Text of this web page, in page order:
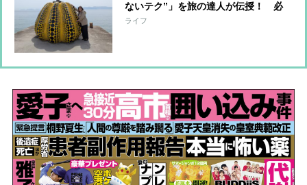
ないテク”」を旅の達人が伝授！ 必
需品から旅先やホテルの選び方、スケ
ライフ